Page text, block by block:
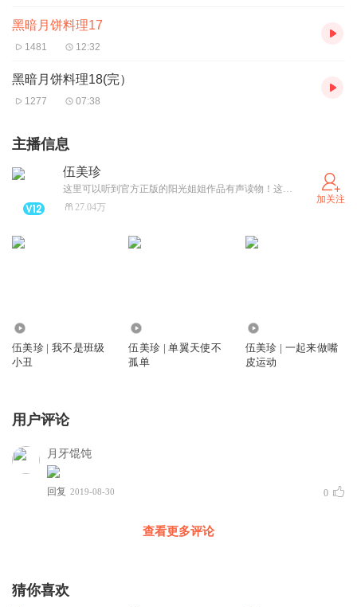
黑暗月饼料理17
1481 12:32
黑暗月饼料理18(完）
1277 07:38
主播信息
伍美珍
这里可以听到官方正版的阳光姐姐作品有声读物！这里可以吐槽许愿讲心事，八卦逗乐想未来——“阳光姐姐S校园”，专为中国小学生和小学生家长服务的阳光电台！
27.04万
加关注
伍美珍 | 我不是班级
小丑
伍美珍 | 单翼天使不
孤单
伍美珍 | 一起来做嘴
皮运动
用户评论
月牙馄饨
回复 2019-08-30 0
查看更多评论
猜你喜欢